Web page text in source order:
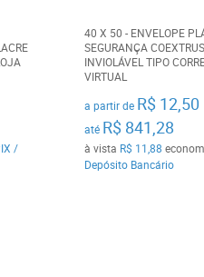
/
40 X 50 - ENVELOPE
SEGURANÇA
INVIOLÁVEL TIPO
VIRTUAL
a partir de R$ 12,50
até R$ 841,28
à vista R$ 11,88
Depósito Bancário